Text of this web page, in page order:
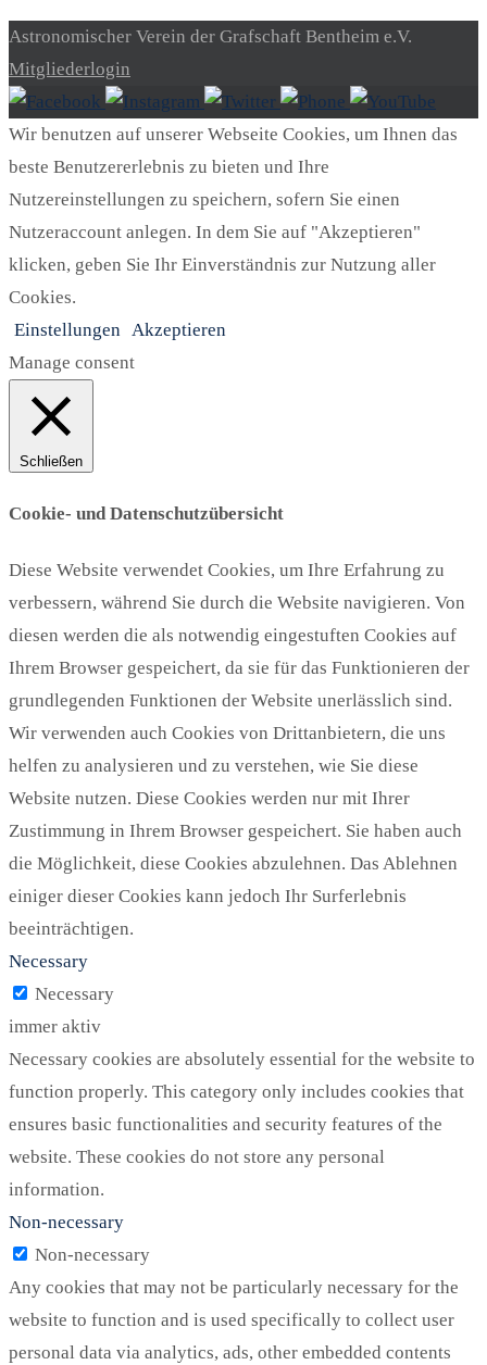
Astronomischer Verein der Grafschaft Bentheim e.V.
Mitgliederlogin
Wir benutzen auf unserer Webseite Cookies, um Ihnen das
beste Benutzererlebnis zu bieten und Ihre
Nutzereinstellungen zu speichern, sofern Sie einen
Nutzeraccount anlegen. In dem Sie auf "Akzeptieren"
klicken, geben Sie Ihr Einverständnis zur Nutzung aller
Cookies.
Einstellungen Akzeptieren
Manage consent
Schließen
Cookie- und Datenschutzübersicht
Diese Website verwendet Cookies, um Ihre Erfahrung zu
verbessern, während Sie durch die Website navigieren. Von
diesen werden die als notwendig eingestuften Cookies auf
Ihrem Browser gespeichert, da sie für das Funktionieren der
grundlegenden Funktionen der Website unerlässlich sind.
Wir verwenden auch Cookies von Drittanbietern, die uns
helfen zu analysieren und zu verstehen, wie Sie diese
Website nutzen. Diese Cookies werden nur mit Ihrer
Zustimmung in Ihrem Browser gespeichert. Sie haben auch
die Möglichkeit, diese Cookies abzulehnen. Das Ablehnen
einiger dieser Cookies kann jedoch Ihr Surferlebnis
beeinträchtigen.
Necessary
Necessary
immer aktiv
Necessary cookies are absolutely essential for the website to
function properly. This category only includes cookies that
ensures basic functionalities and security features of the
website. These cookies do not store any personal
information.
Non-necessary
Non-necessary
Any cookies that may not be particularly necessary for the
website to function and is used specifically to collect user
personal data via analytics, ads, other embedded contents